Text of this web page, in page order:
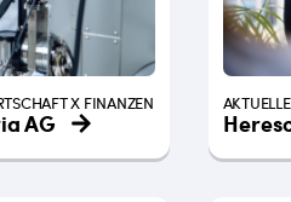
X FINANZEN
AG